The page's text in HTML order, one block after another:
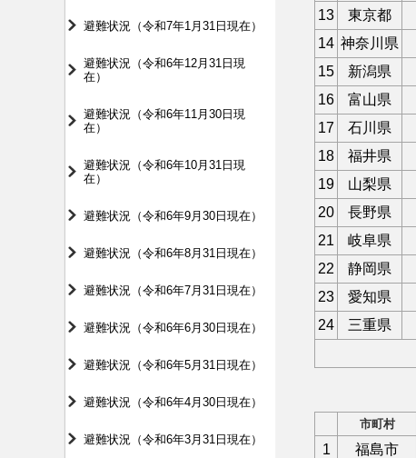
避難状況（令和7年1月31日現在）
避難状況（令和6年12月31日現
在）
避難状況（令和6年11月30日現
在）
避難状況（令和6年10月31日現
在）
避難状況（令和6年9月30日現在）
避難状況（令和6年8月31日現在）
避難状況（令和6年7月31日現在）
避難状況（令和6年6月30日現在）
避難状況（令和6年5月31日現在）
避難状況（令和6年4月30日現在）
避難状況（令和6年3月31日現在）
13
東京都
14 神奈川県
15
新潟県
16
富山県
17
石川県
18
福井県
19
山梨県
20
長野県
21
岐阜県
22
静岡県
23
愛知県
24
三重県
市町村
1 福島市